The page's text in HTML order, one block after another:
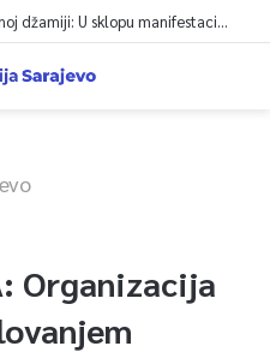
Dova za domovinu i zikir u Ratnoj džamiji: U sklopu manifestacije „Odbrana BiH – Igman 2026“ odana počast herojima
Organizacija